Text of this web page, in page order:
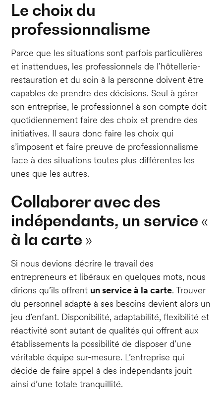
Le choix du
professionnalisme
Parce que les situations sont parfois particulières
et inattendues, les professionnels de l’hôtellerie-
restauration et du soin à la personne doivent être
capables de prendre des décisions. Seul à gérer
son entreprise, le professionnel à son compte doit
quotidiennement faire des choix et prendre des
initiatives. Il saura donc faire les choix qui
s’imposent et faire preuve de professionnalisme
face à des situations toutes plus différentes les
unes que les autres.
Collaborer avec des
indépendants, un service «
à la carte »
Si nous devions décrire le travail des
entrepreneurs et libéraux en quelques mots, nous
dirions qu’ils offrent un service à la carte. Trouver
du personnel adapté à ses besoins devient alors un
jeu d’enfant. Disponibilité, adaptabilité, flexibilité et
réactivité sont autant de qualités qui offrent aux
établissements la possibilité de disposer d’une
véritable équipe sur-mesure. L’entreprise qui
décide de faire appel à des indépendants jouit
ainsi d’une totale tranquillité.